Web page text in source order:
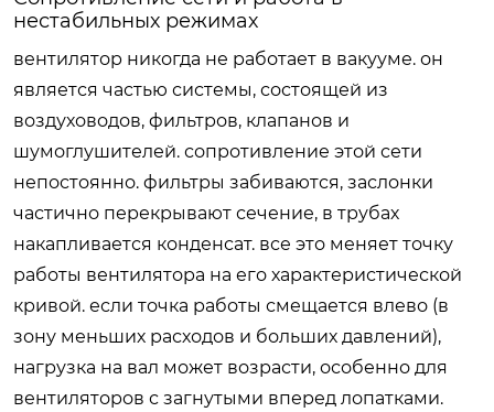
нестабильных режимах
вентилятор никогда не работает в вакууме. он
является частью системы, состоящей из
воздуховодов, фильтров, клапанов и
шумоглушителей. сопротивление этой сети
непостоянно. фильтры забиваются, заслонки
частично перекрывают сечение, в трубах
накапливается конденсат. все это меняет точку
работы вентилятора на его характеристической
кривой. если точка работы смещается влево (в
зону меньших расходов и больших давлений),
нагрузка на вал может возрасти, особенно для
вентиляторов с загнутыми вперед лопатками.